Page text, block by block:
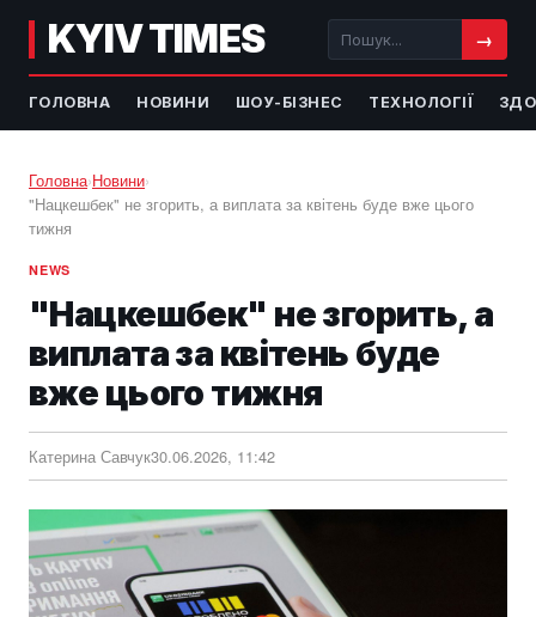
KYIV TIMES →
ГОЛОВНА НОВИНИ ШОУ-БІЗНЕС ТЕХНОЛОГІЇ
Головна›Новини›
"Нацкешбек" не згорить, а виплата за квітень буде вже цього
тижня
NEWS
"Нацкешбек" не згорить, а
виплата за квітень буде
вже цього тижня
Катерина Савчук30.06.2026, 11:42